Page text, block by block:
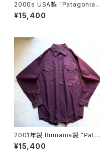
2000s USA製 "Patagonia"
original canvas bag
¥15,400
2001年製 Rumania製 "Patag
onia" stretch work shirt
¥15,400